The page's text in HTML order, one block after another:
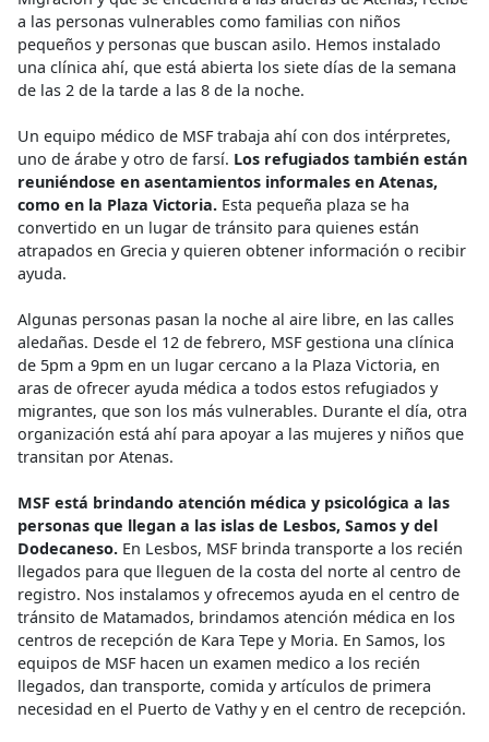
a las personas vulnerables como familias con niños
pequeños y personas que buscan asilo. Hemos instalado
una clínica ahí, que está abierta los siete días de la semana
de las 2 de la tarde a las 8 de la noche.
Un equipo médico de MSF trabaja ahí con dos intérpretes,
uno de árabe y otro de farsí. Los refugiados también están
reuniéndose en asentamientos informales en Atenas,
como en la Plaza Victoria. Esta pequeña plaza se ha
convertido en un lugar de tránsito para quienes están
atrapados en Grecia y quieren obtener información o recibir
ayuda.
Algunas personas pasan la noche al aire libre, en las calles
aledañas. Desde el 12 de febrero, MSF gestiona una clínica
de 5pm a 9pm en un lugar cercano a la Plaza Victoria, en
aras de ofrecer ayuda médica a todos estos refugiados y
migrantes, que son los más vulnerables. Durante el día, otra
organización está ahí para apoyar a las mujeres y niños que
transitan por Atenas.
MSF está brindando atención médica y psicológica a las
personas que llegan a las islas de Lesbos, Samos y del
Dodecaneso. En Lesbos, MSF brinda transporte a los recién
llegados para que lleguen de la costa del norte al centro de
registro. Nos instalamos y ofrecemos ayuda en el centro de
tránsito de Matamados, brindamos atención médica en los
centros de recepción de Kara Tepe y Moria. En Samos, los
equipos de MSF hacen un examen medico a los recién
llegados, dan transporte, comida y artículos de primera
necesidad en el Puerto de Vathy y en el centro de recepción.